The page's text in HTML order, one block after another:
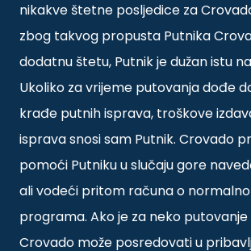
nikakve štetne posljedice za
zbog takvog propusta Putnika
dodatnu štetu, Putnik je dužan istu
Ukoliko za vrijeme putovanja dođe
krađe putnih isprava, troškove
isprava snosi sam Putnik. Crovado
pomoći Putniku u slučaju gore
ali vodeći pritom računa o
programa. Ako je za neko
Crovado može posredovati u